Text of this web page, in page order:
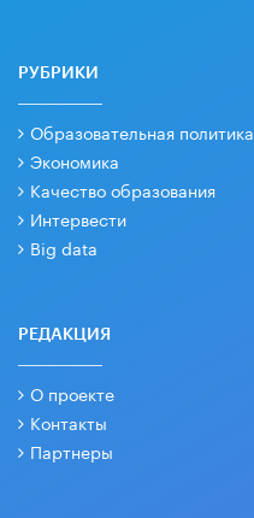
РУБРИКИ
Образовательная политика
Экономика
Качество образования
Интервести
Big data
РЕДАКЦИЯ
О проекте
Контакты
Партнеры